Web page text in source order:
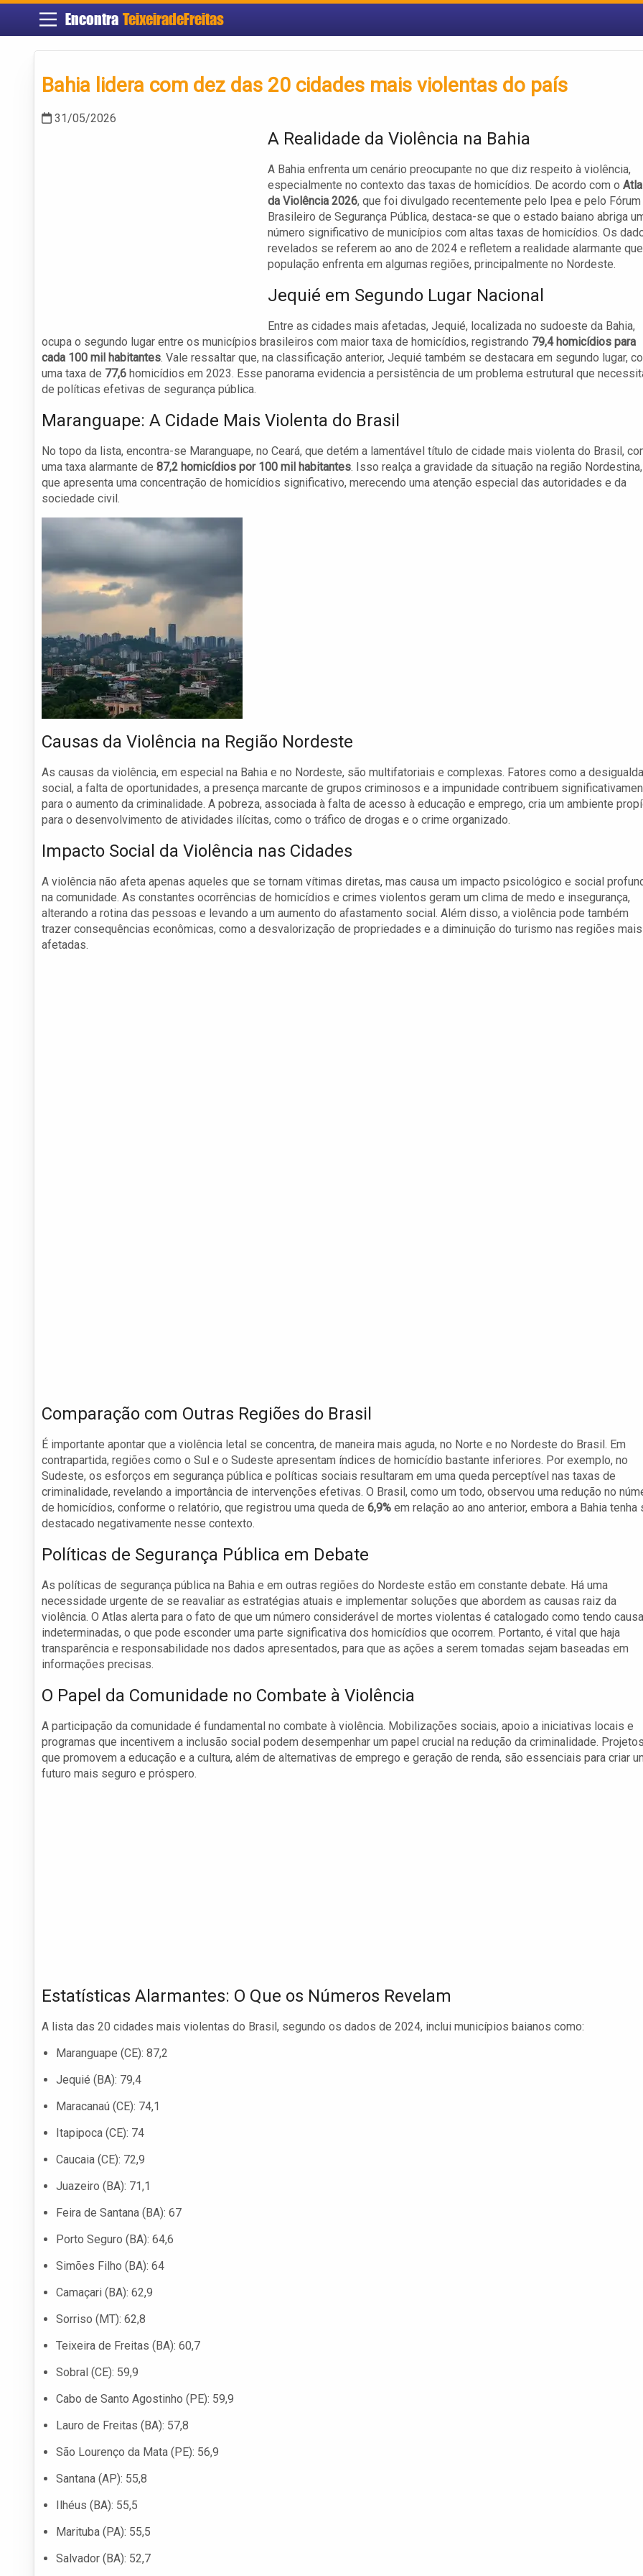
Encontra TeixeiradeFreitas
Bahia lidera com dez das 20 cidades mais violentas do país
31/05/2026
A Realidade da Violência na Bahia
A Bahia enfrenta um cenário preocupante no que diz respeito à violência,
especialmente no contexto das taxas de homicídios. De acordo com o
da Violência 2026, que foi divulgado recentemente pelo Ipea e pelo Fórum
Brasileiro de Segurança Pública, destaca-se que o estado baiano abriga
número significativo de municípios com altas taxas de homicídios. Os
revelados se referem ao ano de 2024 e refletem a realidade alarmante
população enfrenta em algumas regiões, principalmente no Nordeste.
Jequié em Segundo Lugar Nacional
Entre as cidades mais afetadas, Jequié, localizada no sudoeste da Bahia,
ocupa o segundo lugar entre os municípios brasileiros com maior taxa de homicídios, registrando 79,4 homicídios para
cada 100 mil habitantes. Vale ressaltar que, na classificação anterior, Jequié também se destacara em segundo lugar,
uma taxa de 77,6 homicídios em 2023. Esse panorama evidencia a persistência de um problema estrutural que
de políticas efetivas de segurança pública.
Maranguape: A Cidade Mais Violenta do Brasil
No topo da lista, encontra-se Maranguape, no Ceará, que detém a lamentável título de cidade mais violenta do Brasil,
uma taxa alarmante de 87,2 homicídios por 100 mil habitantes. Isso realça a gravidade da situação na região Nordestina,
que apresenta uma concentração de homicídios significativo, merecendo uma atenção especial das autoridades e da
sociedade civil.
Causas da Violência na Região Nordeste
As causas da violência, em especial na Bahia e no Nordeste, são multifatoriais e complexas. Fatores como a
social, a falta de oportunidades, a presença marcante de grupos criminosos e a impunidade contribuem
para o aumento da criminalidade. A pobreza, associada à falta de acesso à educação e emprego, cria um ambiente
para o desenvolvimento de atividades ilícitas, como o tráfico de drogas e o crime organizado.
Impacto Social da Violência nas Cidades
A violência não afeta apenas aqueles que se tornam vítimas diretas, mas causa um impacto psicológico e social
na comunidade. As constantes ocorrências de homicídios e crimes violentos geram um clima de medo e insegurança,
alterando a rotina das pessoas e levando a um aumento do afastamento social. Além disso, a violência pode também
trazer consequências econômicas, como a desvalorização de propriedades e a diminuição do turismo nas regiões mais
afetadas.
Comparação com Outras Regiões do Brasil
É importante apontar que a violência letal se concentra, de maneira mais aguda, no Norte e no Nordeste do Brasil. Em
contrapartida, regiões como o Sul e o Sudeste apresentam índices de homicídio bastante inferiores. Por exemplo, no
Sudeste, os esforços em segurança pública e políticas sociais resultaram em uma queda perceptível nas taxas de
criminalidade, revelando a importância de intervenções efetivas. O Brasil, como um todo, observou uma redução no
de homicídios, conforme o relatório, que registrou uma queda de 6,9% em relação ao ano anterior, embora a Bahia tenha
destacado negativamente nesse contexto.
Políticas de Segurança Pública em Debate
As políticas de segurança pública na Bahia e em outras regiões do Nordeste estão em constante debate. Há uma
necessidade urgente de se reavaliar as estratégias atuais e implementar soluções que abordem as causas raiz da
violência. O Atlas alerta para o fato de que um número considerável de mortes violentas é catalogado como tendo
indeterminadas, o que pode esconder uma parte significativa dos homicídios que ocorrem. Portanto, é vital que haja
transparência e responsabilidade nos dados apresentados, para que as ações a serem tomadas sejam baseadas em
informações precisas.
O Papel da Comunidade no Combate à Violência
A participação da comunidade é fundamental no combate à violência. Mobilizações sociais, apoio a iniciativas locais e
programas que incentivem a inclusão social podem desempenhar um papel crucial na redução da criminalidade. Projetos
que promovem a educação e a cultura, além de alternativas de emprego e geração de renda, são essenciais para criar
futuro mais seguro e próspero.
Estatísticas Alarmantes: O Que os Números Revelam
A lista das 20 cidades mais violentas do Brasil, segundo os dados de 2024, inclui municípios baianos como:
Maranguape (CE): 87,2
Jequié (BA): 79,4
Maracanaú (CE): 74,1
Itapipoca (CE): 74
Caucaia (CE): 72,9
Juazeiro (BA): 71,1
Feira de Santana (BA): 67
Porto Seguro (BA): 64,6
Simões Filho (BA): 64
Camaçari (BA): 62,9
Sorriso (MT): 62,8
Teixeira de Freitas (BA): 60,7
Sobral (CE): 59,9
Cabo de Santo Agostinho (PE): 59,9
Lauro de Freitas (BA): 57,8
São Lourenço da Mata (PE): 56,9
Santana (AP): 55,8
Ilhéus (BA): 55,5
Marituba (PA): 55,5
Salvador (BA): 52,7